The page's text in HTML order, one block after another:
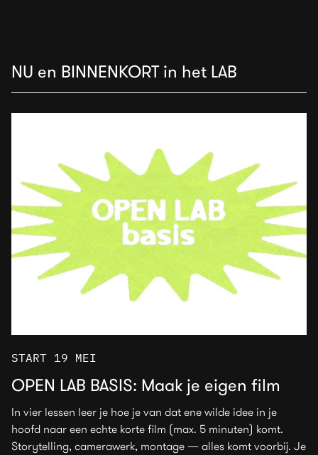
NU en BINNENKORT in het LAB
OPEN LAB BASIS: Maak je eigen film
START 19 MEI
In vier lessen leer je hoe je van dat ene wilde idee in je
hoofd naar een echte korte film (max. 5 minuten) komt.
Storytelling, camerawerk, montage — alles komt voorbij. Je